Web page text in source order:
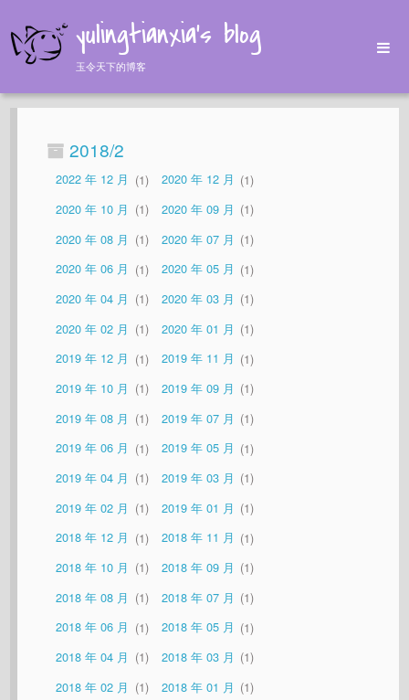
yulingtianxia's blog
玉令天下的博客
Home
Tags
About
2018/2
2022 年 12 月 1 2020 年 12 月
1
2020 年 10 月
1 2020 年 09 月
1
2020 年 08 月
1 2020 年 07 月
1
2020 年 06 月
1 2020 年 05 月
1
2020 年 04 月
1 2020 年 03 月
1
2020 年 02 月
1 2020 年 01 月
1
2019 年 12 月
1 2019 年 11 月
1
2019 年 10 月
1 2019 年 09 月
1
2019 年 08 月
1 2019 年 07 月
1
2019 年 06 月
1 2019 年 05 月
1
2019 年 04 月
1 2019 年 03 月
1
2019 年 02 月
1 2019 年 01 月
1
2018 年 12 月
1 2018 年 11 月
1
2018 年 10 月
1 2018 年 09 月
1
2018 年 08 月
1 2018 年 07 月
1
2018 年 06 月
1 2018 年 05 月
1
2018 年 04 月
1 2018 年 03 月
1
2018 年 02 月
1 2018 年 01 月
1